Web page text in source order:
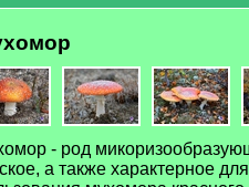
- род
а также характерное